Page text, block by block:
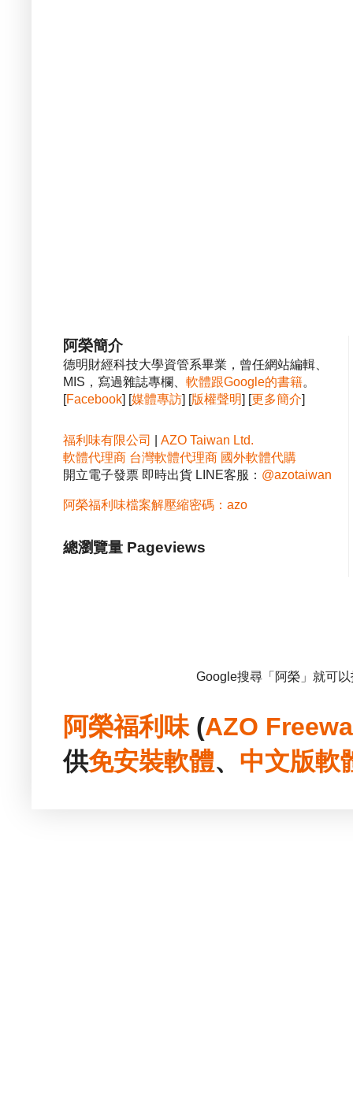
阿榮簡介
德明財經科技大學資管系畢業，曾任網站編輯、
MIS，寫過雜誌專欄、 軟體跟Google的書籍。
[Facebook] [媒體專訪] [版權聲明] [更多簡介]
福利味有限公司
AZO Taiwan Ltd.
軟體代理商 台灣軟體代理商 國外軟體代購
開立電子發票 即時出貨 LINE客服： @azotaiwan
阿榮福利味檔案解壓縮密碼：azo
總瀏覽量 Pageviews
Google搜尋「阿榮」就可
阿榮福利味(AZO
供免安裝軟體、 中文版軟